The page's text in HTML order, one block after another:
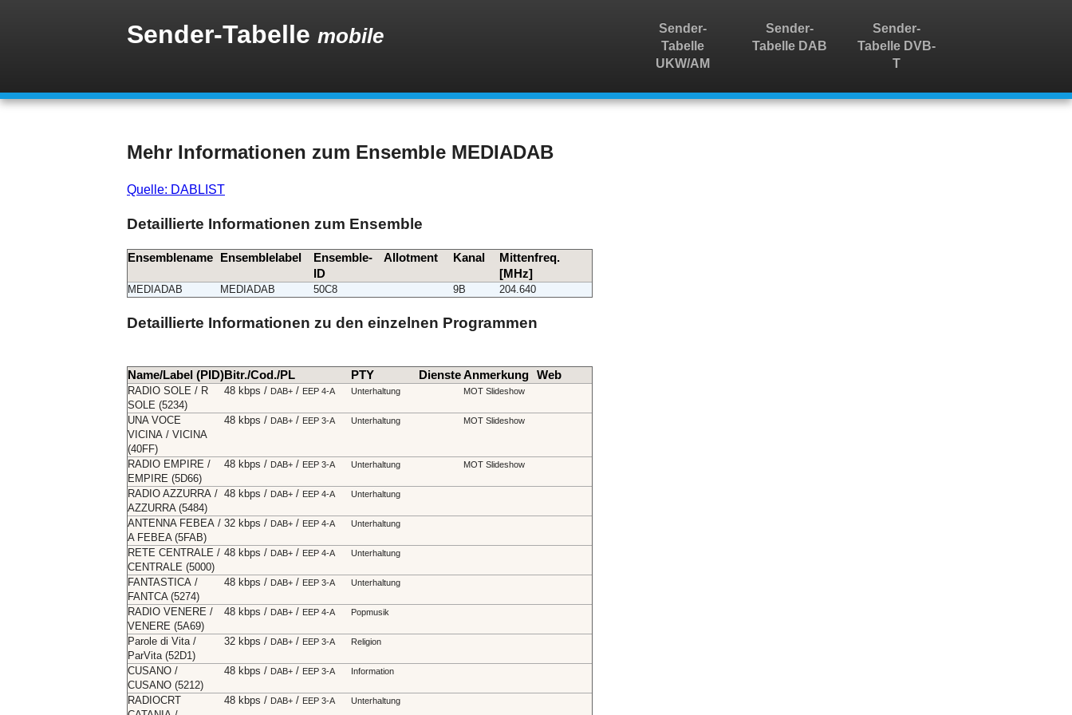
Sender-Tabelle mobile
Sender-
Tabelle
UKW/AM
Sender-
Tabelle DAB
Sender-
Tabelle DVB-
T
Mehr Informationen zum Ensemble MEDIADAB
Quelle: DABLIST
Detaillierte Informationen zum Ensemble
Ensemblename Ensemblelabel
Ensemble-
ID
Allotment Kanal
Mittenfreq.
[MHz]
MEDIADAB MEDIADAB 50C8 9B 204.640
Detaillierte Informationen zu den einzelnen Programmen
Name/Label (PID)Bitr./Cod./PL PTY DiensteAnmerkung Web
RADIO SOLE / R
SOLE (5234)
48 kbps / DAB+ / EEP 4-A Unterhaltung MOT Slideshow
UNA VOCE
VICINA / VICINA
(40FF)
48 kbps / DAB+ / EEP 3-A Unterhaltung MOT Slideshow
RADIO EMPIRE /
EMPIRE (5D66)
48 kbps / DAB+ / EEP 3-A Unterhaltung MOT Slideshow
RADIO AZZURRA /
AZZURRA (5484)
48 kbps / DAB+ / EEP 4-A Unterhaltung
ANTENNA FEBEA /
A FEBEA (5FAB)
32 kbps / DAB+ / EEP 4-A Unterhaltung
RETE CENTRALE /
CENTRALE (5000)
48 kbps / DAB+ / EEP 4-A Unterhaltung
FANTASTICA /
FANTCA (5274)
48 kbps / DAB+ / EEP 3-A Unterhaltung
RADIO VENERE /
VENERE (5A69)
48 kbps / DAB+ / EEP 4-A Popmusik
Parole di Vita /
ParVita (52D1)
32 kbps / DAB+ / EEP 3-A Religion
CUSANO /
CUSANO (5212)
48 kbps / DAB+ / EEP 3-A Information
RADIOCRT
48 kbps / DAB+ / EEP 3-A Unterhaltung